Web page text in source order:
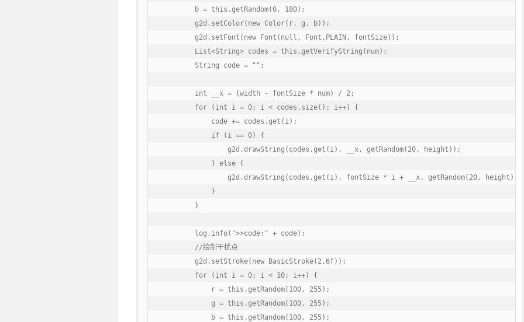
        b = this.getRandom(0, 180);
        g2d.setColor(new Color(r, g, b));
        g2d.setFont(new Font(null, Font.PLAIN, fontSize));
        List<String> codes = this.getVerifyString(num);
        String code = "";
        int __x = (width - fontSize * num) / 2;
        for (int i = 0; i < codes.size(); i++) {
            code += codes.get(i);
            if (i == 0) {
                g2d.drawString(codes.get(i), __x, getRandom(20, height));
            } else {
                g2d.drawString(codes.get(i), fontSize * i + __x, getRandom(20, height));
            }
        }
        log.info(">>code:" + code);
        //绘制干扰点
        g2d.setStroke(new BasicStroke(2.6f));
        for (int i = 0; i < 10; i++) {
            r = this.getRandom(100, 255);
            g = this.getRandom(100, 255);
            b = this.getRandom(100, 255);